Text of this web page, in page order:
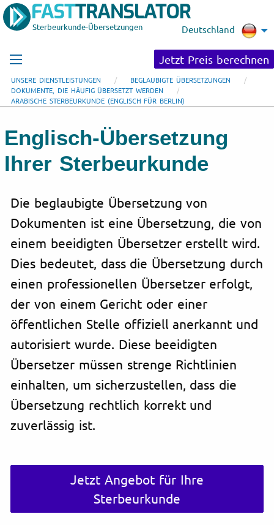
Sterbeurkunde-Übersetzungen Deutschland
Jetzt Preis berechnen
UNSERE DIENSTLEISTUNGEN
BEGLAUBIGTE ÜBERSETZUNGEN
DOKUMENTE, DIE HÄUFIG ÜBERSETZT WERDEN
ARABISCHE STERBEURKUNDE (ENGLISCH FÜR BERLIN)
Englisch-Übersetzung
Ihrer Sterbeurkunde
Die beglaubigte Übersetzung von
Dokumenten ist eine Übersetzung, die von
einem beeidigten Übersetzer erstellt wird.
Dies bedeutet, dass die Übersetzung durch
einen professionellen Übersetzer erfolgt,
der von einem Gericht oder einer
öffentlichen Stelle offiziell anerkannt und
autorisiert wurde. Diese beeidigten
Übersetzer müssen strenge Richtlinien
einhalten, um sicherzustellen, dass die
Übersetzung rechtlich korrekt und
zuverlässig ist.
Jetzt Angebot für Ihre
Sterbeurkunde